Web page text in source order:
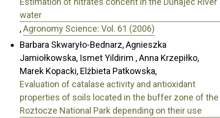
water
,Agronomy Science: Vol. 61 (2006)
Barbara Skwaryło-Bednarz, Agnieszka
Jamiołkowska, Ismet Yildirim , Anna Krzepiłko,
Marek Kopacki, Elżbieta Patkowska,
Evaluation of catalase activity and antioxidant
properties of soils located in the buffer zone of the
Roztocze National Park depending on their use